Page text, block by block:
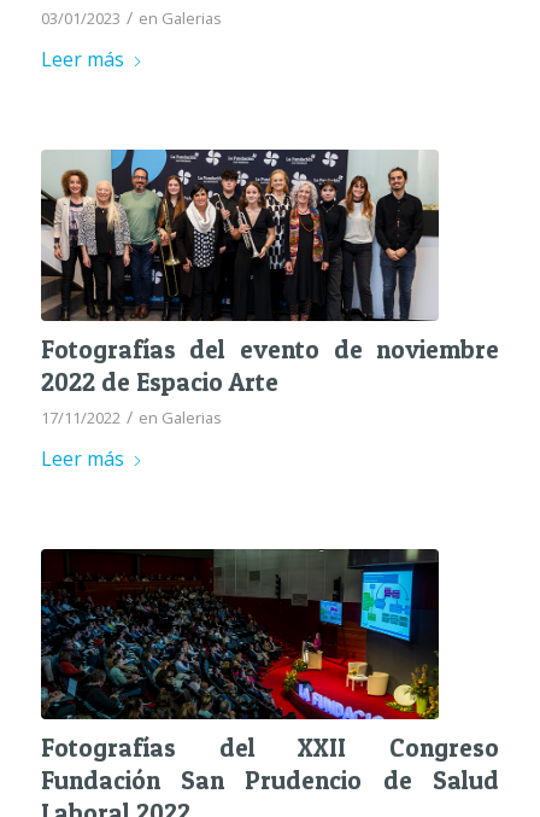
03/01/2023 / en Galerias
Leer más
Fotografías del evento de noviembre
2022 de Espacio Arte
17/11/2022 / en Galerias
Leer más
Fotografías del XXII Congreso
Fundación San Prudencio de Salud